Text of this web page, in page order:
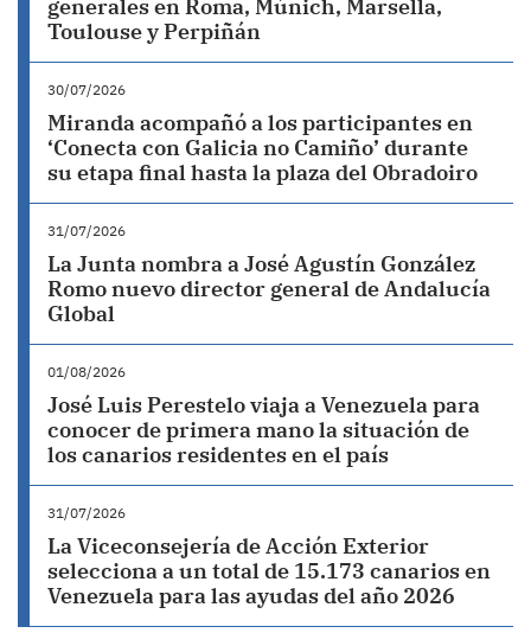
generales en Roma, Múnich, Marsella,
Toulouse y Perpiñán
30/07/2026
Miranda acompañó a los participantes en
‘Conecta con Galicia no Camiño’ durante
su etapa final hasta la plaza del Obradoiro
31/07/2026
La Junta nombra a José Agustín González
Romo nuevo director general de Andalucía
Global
01/08/2026
José Luis Perestelo viaja a Venezuela para
conocer de primera mano la situación de
los canarios residentes en el país
31/07/2026
La Viceconsejería de Acción Exterior
selecciona a un total de 15.173 canarios en
Venezuela para las ayudas del año 2026